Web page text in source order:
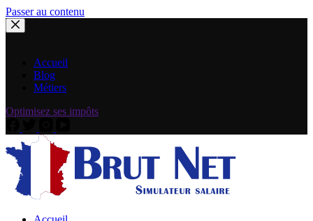
Passer au contenu
Accueil
Blog
Métiers
Optimisez ses impôts